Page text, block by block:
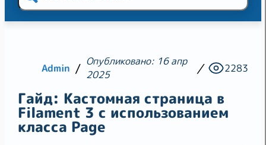
Laravel PHP Linux
CSS SEO
Web-разработка
Хостинг
Admin
Опубликовано: 16 апр
2025
2283
Гайд: Кастомная страница в
Filament 3 с использованием
класса Page